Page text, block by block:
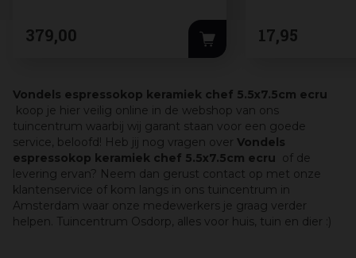
379,00 17,95
Vondels espressokop keramiek chef 5.5x7.5cm ecru
koop je hier veilig online in de webshop van ons
tuincentrum waarbij wij garant staan voor een goede
service, beloofd! Heb jij nog vragen over Vondels
espressokop keramiek chef 5.5x7.5cm ecru of de
levering ervan? Neem dan gerust contact op met onze
klantenservice of kom langs in ons tuincentrum in
Amsterdam waar onze medewerkers je graag verder
helpen. Tuincentrum Osdorp, alles voor huis, tuin en dier :)